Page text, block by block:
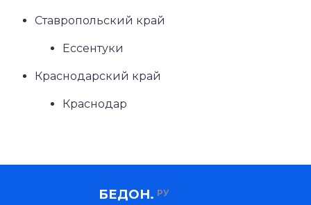
Ставропольский край
Ессентуки
Краснодарский край
Краснодар
БЕДОН. РУ